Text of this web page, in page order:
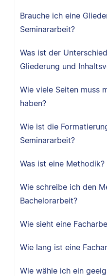
Brauche ich eine
Seminararbeit?
Was ist der
Gliederung und
Wie viele Seiten muss
haben?
Wie ist die
Seminararbeit?
Was ist eine Methodik?
Wie schreibe ich den
Bachelorarbeit?
Wie sieht eine
Wie lang ist eine
Wie wähle ich ein